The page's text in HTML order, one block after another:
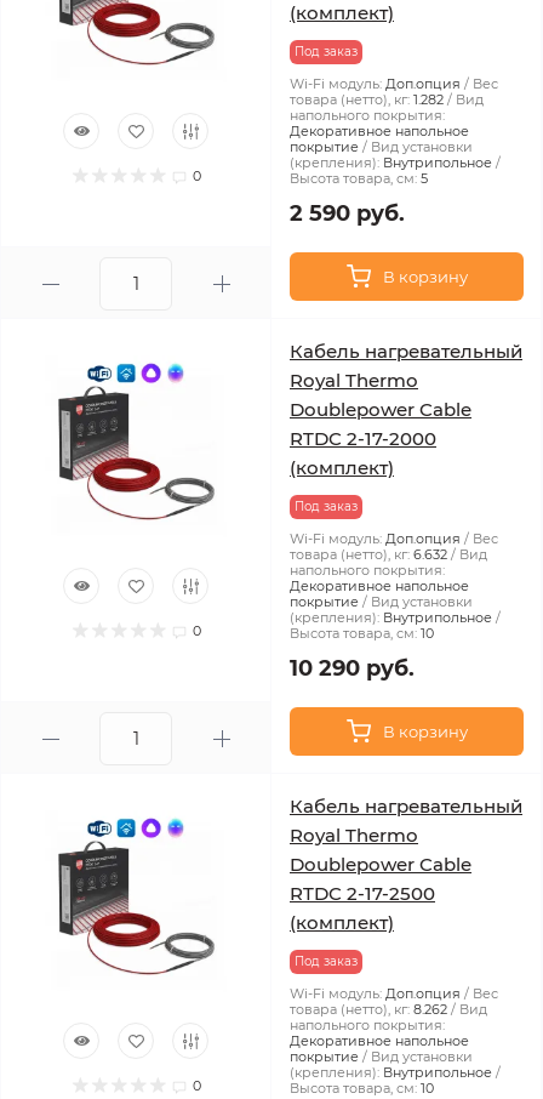
0
(комплект)
Под заказ
Wi-Fi модуль: Доп.опция
Вес
товара (нетто), кг: 1.282
Вид
напольного покрытия:
Декоративное напольное
покрытие
Вид установки
(крепления): Внутрипольное
Высота товара, см: 5
2 590 руб.
В корзину
0
Кабель нагревательный
Royal Thermo
Doublepower Cable
RTDC 2-17-2000
(комплект)
Под заказ
Wi-Fi модуль: Доп.опция
Вес
товара (нетто), кг: 6.632
Вид
напольного покрытия:
Декоративное напольное
покрытие
Вид установки
(крепления): Внутрипольное
Высота товара, см: 10
10 290 руб.
В корзину
0
Кабель нагревательный
Royal Thermo
Doublepower Cable
RTDC 2-17-2500
(комплект)
Под заказ
Wi-Fi модуль: Доп.опция
Вес
товара (нетто), кг: 8.262
Вид
напольного покрытия:
Декоративное напольное
покрытие
Вид установки
(крепления): Внутрипольное
Высота товара, см: 10